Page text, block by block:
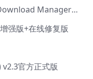
IDM下载器中文版 Internet Download Manager v6.42.36 IDM
强版+在线修复版
v2.3官方正式版